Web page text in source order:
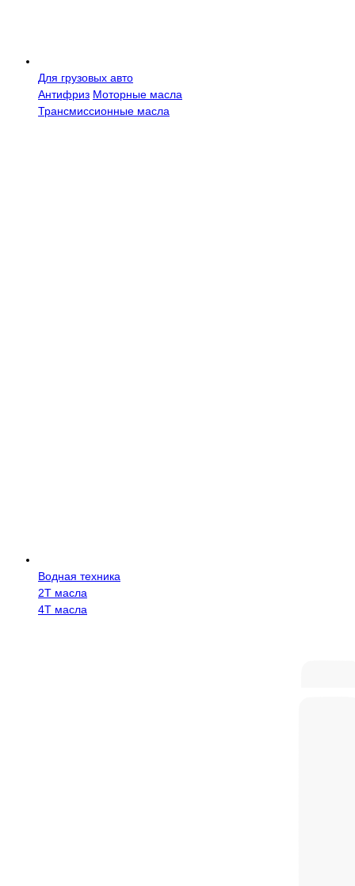
Для грузовых авто
Антифриз Моторные масла
Трансмисcионные масла
Водная техника
2Т масла
4Т масла